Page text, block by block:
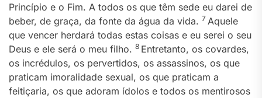
Princípio e o Fim. A todos os que têm sede eu darei de
beber, de graça, da fonte da água da vida. 7 Aquele
que vencer herdará todas estas coisas e eu serei o seu
Deus e ele será o meu filho. 8 Entretanto, os covardes,
os incrédulos, os pervertidos, os assassinos, os que
praticam imoralidade sexual, os que praticam a
feitiçaria, os que adoram ídolos e todos os mentirosos